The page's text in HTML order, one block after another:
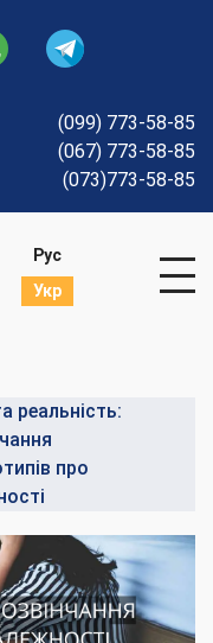
(099) 773-58-85
(067) 773-58-85
(073)773-58-85
Рус
Укр
реальність:
про